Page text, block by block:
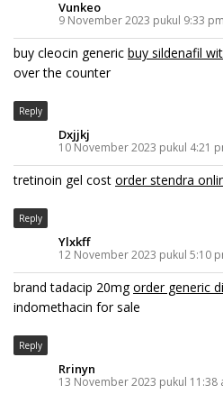
Vunkeo
9 November 2023 pukul 9:33 pm
buy cleocin generic buy sildenafil
over the counter
Reply
Dxjjkj
10 November 2023 pukul 4:21
tretinoin gel cost order stendra
Reply
Ylxkff
12 November 2023 pukul 5:10
brand tadacip 20mgorder generic
indomethacin for sale
Reply
Rrinyn
13 November 2023 pukul 11:38